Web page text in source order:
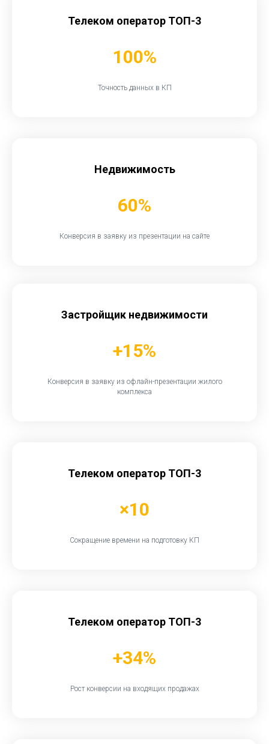
Телеком оператор ТОП-3
100%
Точность данных в КП
Недвижимость
60%
Конверсия в заявку из презентации на сайте
Застройщик недвижимости
+15%
Конверсия в заявку из офлайн-презентации жилого
комплекса
Телеком оператор ТОП-3
×10
Сокращение времени на подготовку КП
Телеком оператор ТОП-3
+34%
Рост конверсии на входящих продажах